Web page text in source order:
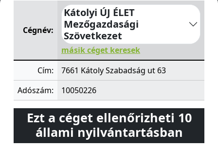
Kátolyi ÚJ ÉLET Mezőgazdasági SzövetkezetSzabadság
Cégnév:
Kátolyi ÚJ ÉLET
Mezőgazdasági
Szövetkezet
másik céget keresek
Cím:
7661 Kátoly Szabadság ut 63
Adószám:
10050226
Ezt a céget ellenőrizheti 10
állami nyilvántartásban